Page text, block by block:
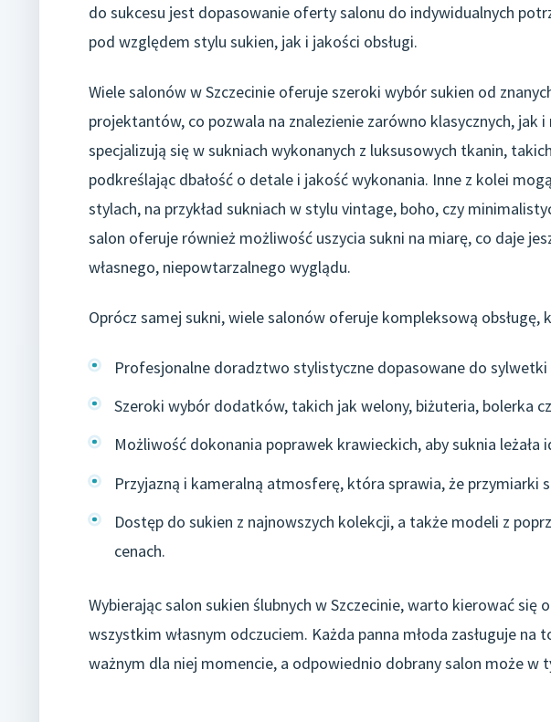
do sukcesu jest dopasowanie oferty salonu do indywidualnych
pod względem stylu sukien, jak i jakości obsługi.
Wiele salonów w Szczecinie oferuje szeroki wybór sukien od
projektantów, co pozwala na znalezienie zarówno klasycznych,
specjalizują się w sukniach wykonanych z luksusowych tkanin,
podkreślając dbałość o detale i jakość wykonania. Inne z kolei
stylach, na przykład sukniach w stylu vintage, boho, czy
salon oferuje również możliwość uszycia sukni na miarę, co daje
własnego, niepowtarzalnego wyglądu.
Oprócz samej sukni, wiele salonów oferuje kompleksową obsługę,
Profesjonalne doradztwo stylistyczne dopasowane do sylwetki
Szeroki wybór dodatków, takich jak welony, biżuteria, bolerka
Możliwość dokonania poprawek krawieckich, aby suknia leżała
Przyjazną i kameralną atmosferę, która sprawia, że przymiarki
Dostęp do sukien z najnowszych kolekcji, a także modeli z
cenach.
Wybierając salon sukien ślubnych w Szczecinie, warto kierować się
wszystkim własnym odczuciem. Każda panna młoda zasługuje
ważnym dla niej momencie, a odpowiednio dobrany salon może w